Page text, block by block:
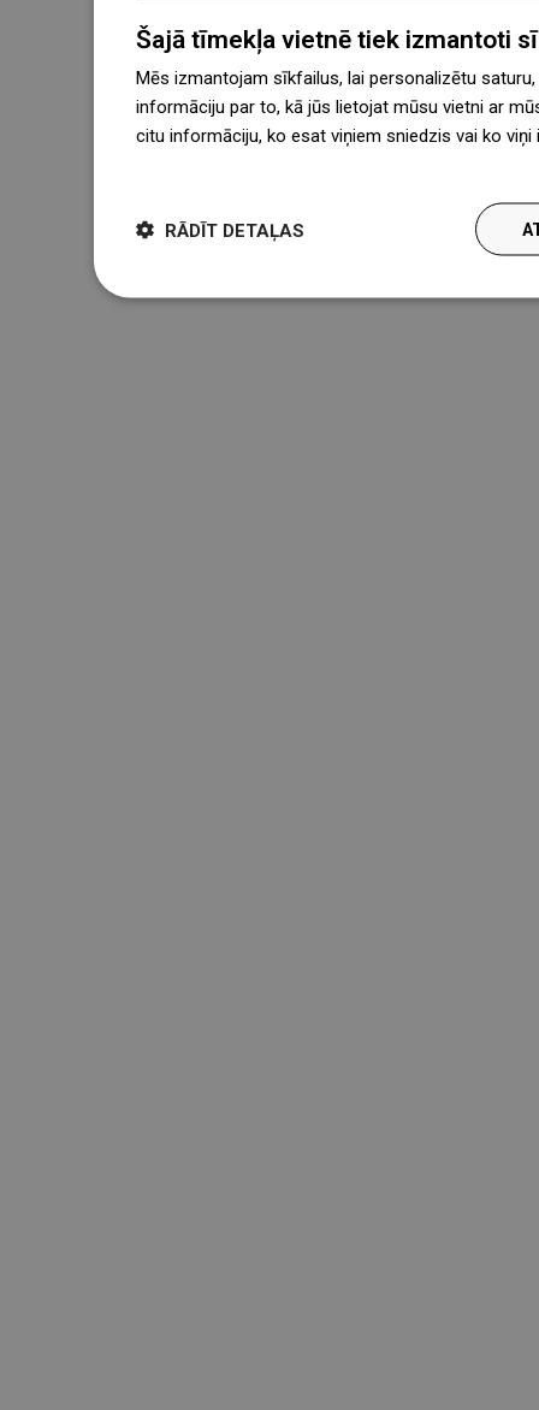
Šajā tīmekļa vietnē tiek izmantoti
Mēs izmantojam sīkfailus, lai personalizētu
informāciju par to, kā jūs lietojat mūsu vietni ar
citu informāciju, ko esat viņiem sniedzis vai ko
RĀDĪT DETAĻAS